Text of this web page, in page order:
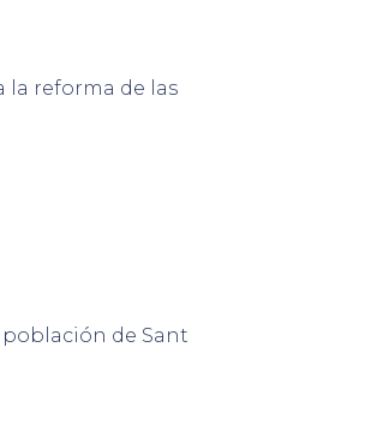
la reforma de las
población de Sant